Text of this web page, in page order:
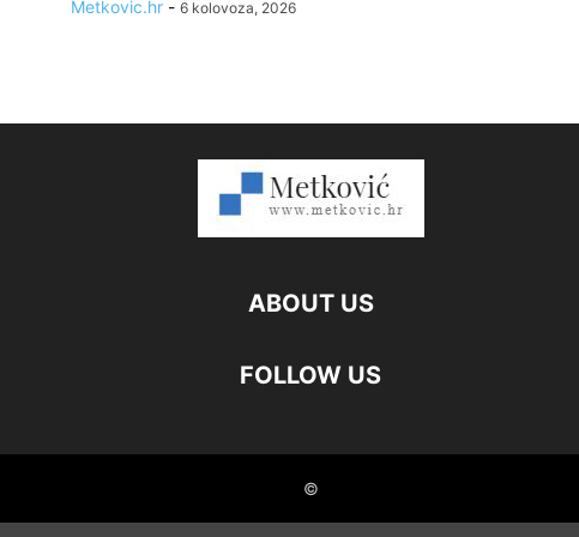
Metkovic.hr - 6 kolovoza, 2026
ABOUT US
FOLLOW US
©